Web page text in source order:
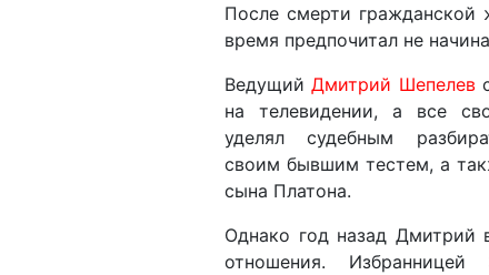
После смерти
время предпочитал не
ВедущийДмитрий Шепелев
на телевидении, а все
уделял судебным
своим бывшим тестем, а
сына Платона.
Однако год назад Дмитрий
отношения. Избранницей